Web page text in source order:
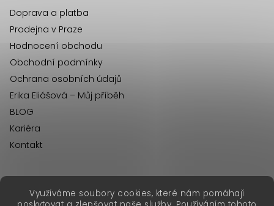
Využíváme soubory cookies, které nám pomáhají
Doprava a platba
Prodejna v Praze
Hodnocení obchodu
Obchodní podmínky
Ochrana osobních údajů
Erika Eliášová – Můj příběh
BLOG
Kariéra
Kontakt
erikafashion.sk